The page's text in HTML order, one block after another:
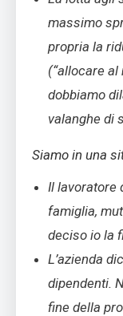
massimo
propria la
(“allocare
dobbiamo
valanghe di
Siamo in una
Il lavoratore
famiglia,
deciso io la
L’azienda
dipendenti.
fine della